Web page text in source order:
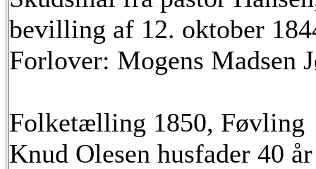
bevilling af 12. oktober
Forlover: Mogens Madsen
Folketælling 1850, Føvling
Knud Olesen husfader 40